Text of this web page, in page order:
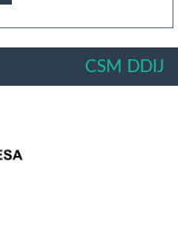
CSM DDIJ